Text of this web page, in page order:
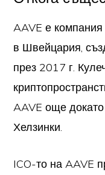
AAVE е компания
в Швейцария,
през 2017 г.
AAVE още
Хелзинки.
ICO-то на AAVE